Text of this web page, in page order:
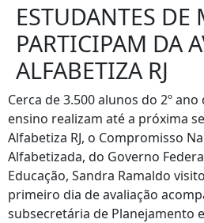
ESTUDANTES DE
PARTICIPAM DA
ALFABETIZA RJ
Cerca de 3.500 alunos do 2º
ensino realizam até a próxima
Alfabetiza RJ, o Compromisso
Alfabetizada, do Governo
Educação, Sandra Ramaldo
primeiro dia de avaliação
subsecretária de Planejamento